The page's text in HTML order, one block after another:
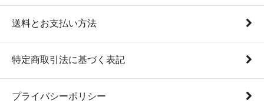
送料とお支払い方法
特定商取引法に基づく表記
プライバシーポリシー